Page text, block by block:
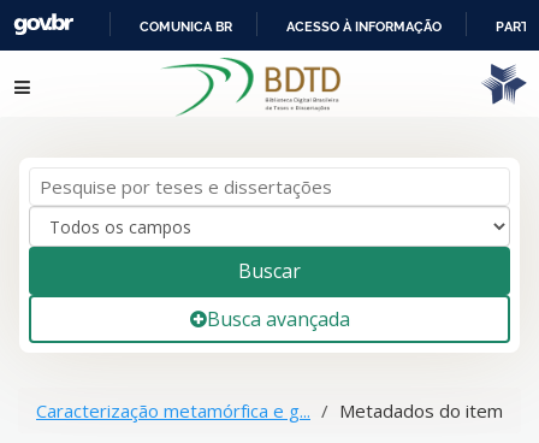
IR
PARA
COMUNICA BR ACESSO À INFORMAÇÃO
Pular para o conteúdo
Buscar
Busca avançada
Caracterização metamórfica e g... Metadados do item